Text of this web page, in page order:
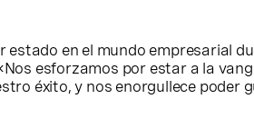
estado en el mundo empresarial
esforzamos por estar a la
éxito, y nos enorgullece poder